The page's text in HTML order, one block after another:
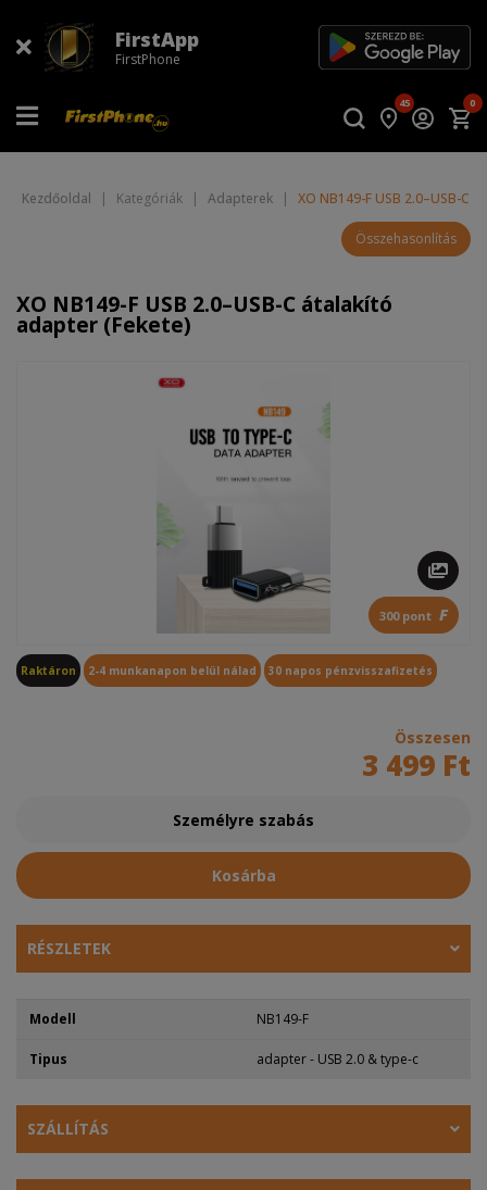
FirstApp
FirstPhone
45 0
Kezdőoldal | Kategóriák | Adapterek | XO NB149-F USB 2.0–USB-C
Összehasonlítás
XO NB149-F USB 2.0–USB-C átalakító
adapter (Fekete)
300 pont F
Raktáron 2-4 munkanapon belül nálad 30 napos pénzvisszafizetés
Összesen
3 499 Ft
Személyre szabás
Kosárba
RÉSZLETEK
Modell NB149-F
Tipus adapter - USB 2.0 & type-c
SZÁLLÍTÁS